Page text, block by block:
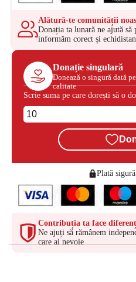
Alătură-te comunității
Donația ta lunară ne ajută
informăm corect și
Donație singulară
Donează o singură dată
calitate
Scrie suma pe care dorești să o
Plată
Contribuția ta face
Ne ajuți să rămânem
care ai nevoie